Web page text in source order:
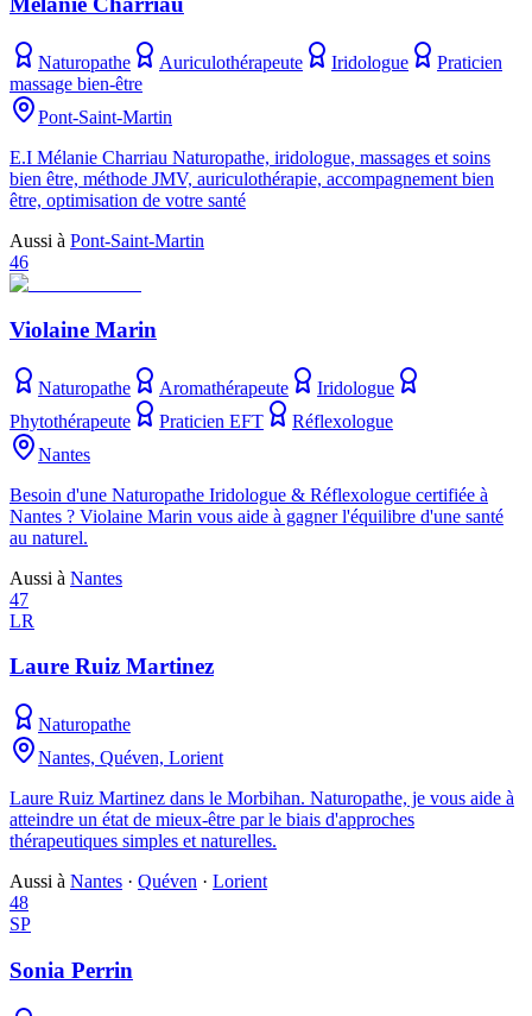
Naturopathe Auriculothérapeute Iridologue
Praticien
massage bien-être
Pont-Saint-Martin
E.I Mélanie Charriau Naturopathe, iridologue, massages et soins
bien être, méthode JMV, auriculothérapie, accompagnement bien
être, optimisation de votre santé
Aussi à Pont-Saint-Martin
46
Violaine Marin
Naturopathe Aromathérapeute
Iridologue
Phytothérapeute
Praticien EFT
Réflexologue
Nantes
Besoin d'une Naturopathe Iridologue & Réflexologue certifiée à
Nantes ? Violaine Marin vous aide à gagner l'équilibre d'une santé
au naturel.
Aussi à Nantes
47
LR
Laure Ruiz Martinez
Naturopathe
Nantes, Quéven, Lorient
Laure Ruiz Martinez dans le Morbihan. Naturopathe, je vous aide à
atteindre un état de mieux-être par le biais d'approches
thérapeutiques simples et naturelles.
Aussi à Nantes · Quéven · Lorient
48
SP
Sonia Perrin